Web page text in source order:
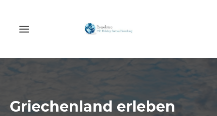
Griechenland erleben